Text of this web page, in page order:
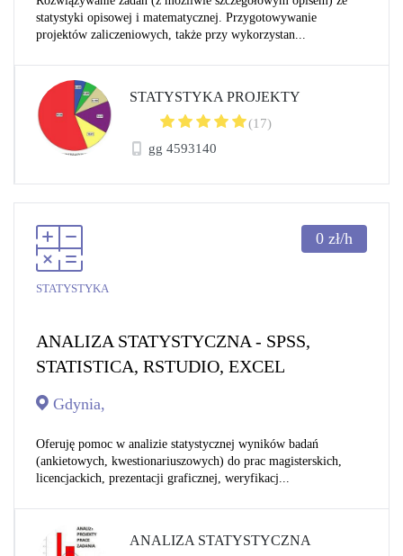
statystyki opisowej i matematycznej. Przygotowywanie
projektów zaliczeniowych, także przy wykorzystan...
STATYSTYKA PROJEKTY
(17)
gg 4593140
STATYSTYKA
0 zł/h
ANALIZA STATYSTYCZNA - SPSS,
STATISTICA, RSTUDIO, EXCEL
Gdynia,
Oferuję pomoc w analizie statystycznej wyników badań
(ankietowych, kwestionariuszowych) do prac magisterskich,
licencjackich, prezentacji graficznej, weryfikacj...
ANALIZA STATYSTYCZNA